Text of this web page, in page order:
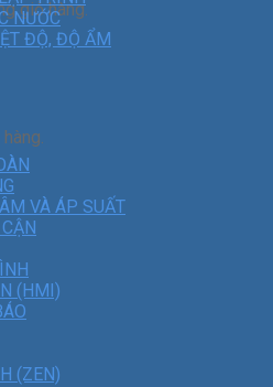
giỏ hàng.
NƯỚC
ĐỘ, ĐỘ ẨM
VÀ ÁP SUẤT
(HMI)
(ZEN)